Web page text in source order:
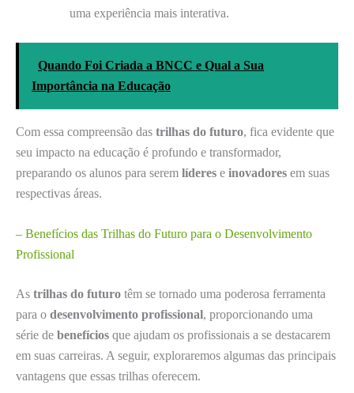
uma experiência mais interativa.
Quando Foi Criada a BNCC e Qual a Sua
Importância na Educação
Com essa compreensão das trilhas do futuro, fica evidente que
seu impacto na educação é profundo e transformador,
preparando os alunos para serem líderes e inovadores em suas
respectivas áreas.
– Benefícios das Trilhas do Futuro para o Desenvolvimento
Profissional
As trilhas do futuro têm se tornado uma poderosa ferramenta
para o desenvolvimento profissional, proporcionando uma
série de benefícios que ajudam os profissionais a se destacarem
em suas carreiras. A seguir, exploraremos algumas das principais
vantagens que essas trilhas oferecem.